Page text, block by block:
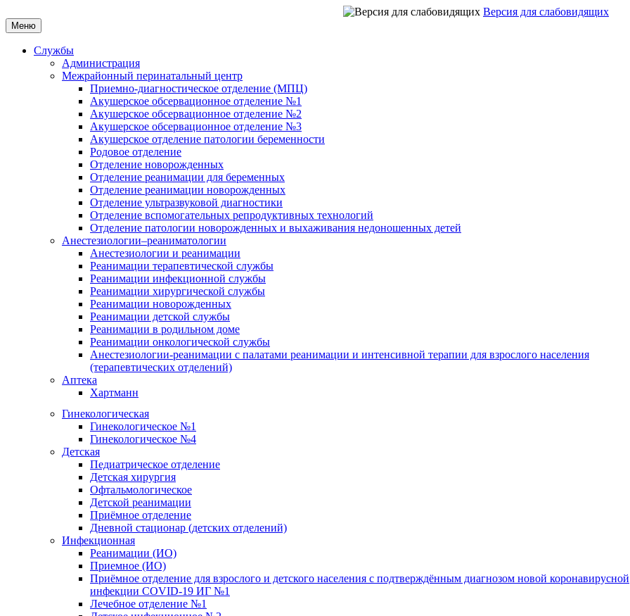
Версия для слабовидящих
Меню
Службы
Администрация
Межрайонный перинатальный центр
Приемно-диагностическое отделение (МПЦ)
Акушерское обсервационное отделение №1
Акушерское обсервационное отделение №2
Акушерское обсервационное отделение №3
Акушерское отделение патологии беременности
Родовое отделение
Отделение новорожденных
Отделение реанимации для беременных
Отделение реанимации новорожденных
Отделение ультразвуковой диагностики
Отделение вспомогательных репродуктивных технологий
Отделение патологии новорожденных и выхаживания недоношенных детей
Анестезиологии–реаниматологии
Анестезиологии и реанимации
Реанимации терапевтической службы
Реанимации инфекционной службы
Реанимации хирургической службы
Реанимации новорожденных
Реанимации детской службы
Реанимации в родильном доме
Реанимации онкологической службы
Анестезиологии-реанимации с палатами реанимации и интенсивной терапии для взрослого населения
(терапевтических отделений)
Аптека
Хартманн
Гинекологическая
Гинекологическое №1
Гинекологическое №4
Детская
Педиатрическое отделение
Детская хирургия
Офтальмологическое
Детской реанимации
Приёмное отделение
Дневной стационар (детских отделений)
Инфекционная
Реанимации (ИО)
Приемное (ИО)
Приёмное отделение для взрослого и детского населения с подтверждённым диагнозом новой коронавирусной
инфекции COVID-19 ИГ №1
Лечебное отделение №1